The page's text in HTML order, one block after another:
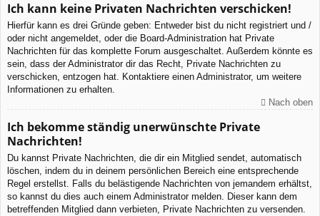
Ich kann keine Privaten Nachrichten verschicken!
Hierfür kann es drei Gründe geben: Entweder bist du nicht registriert und /
oder nicht angemeldet, oder die Board-Administration hat Private
Nachrichten für das komplette Forum ausgeschaltet. Außerdem könnte es
sein, dass der Administrator dir das Recht, Private Nachrichten zu
verschicken, entzogen hat. Kontaktiere einen Administrator, um weitere
Informationen zu erhalten.
Nach oben
Ich bekomme ständig unerwünschte Private
Nachrichten!
Du kannst Private Nachrichten, die dir ein Mitglied sendet, automatisch
löschen, indem du in deinem persönlichen Bereich eine entsprechende
Regel erstellst. Falls du belästigende Nachrichten von jemandem erhältst,
so kannst du dies auch einem Administrator melden. Dieser kann dem
betreffenden Mitglied dann verbieten, Private Nachrichten zu versenden.